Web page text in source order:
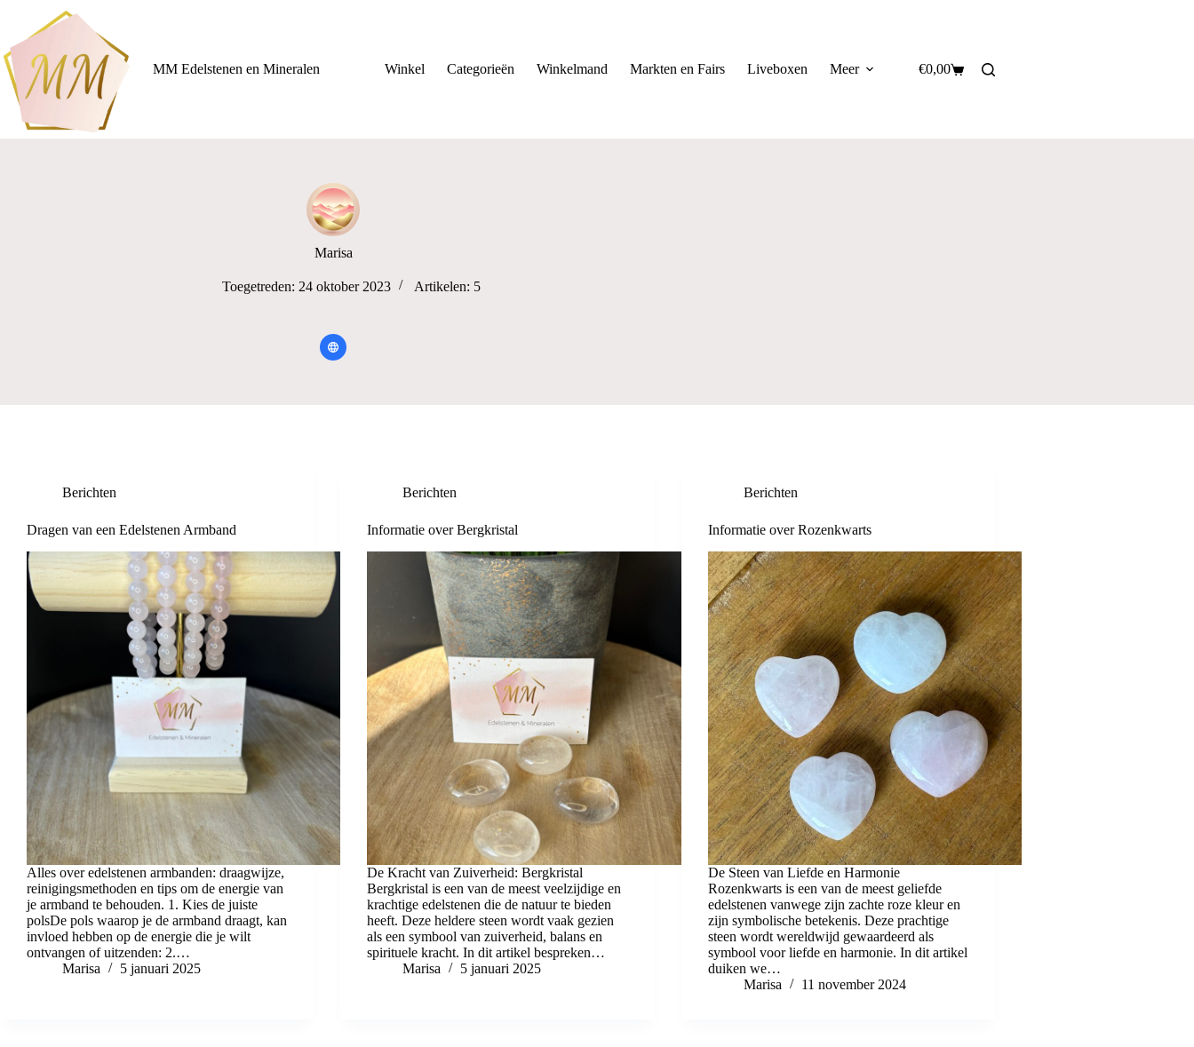
inhoud
MM Edelstenen en Mineralen
Winkel Categorieën Winkelmand Markten en Fairs Liveboxen Meer Winkelwagen
€0,00
Marisa
Toegetreden: 24 oktober 2023 Artikelen: 5
Berichten
Dragen van een Edelstenen Armband
Alles over edelstenen armbanden: draagwijze,
reinigingsmethoden en tips om de energie van
je armband te behouden. 1. Kies de juiste
polsDe pols waarop je de armband draagt, kan
invloed hebben op de energie die je wilt
ontvangen of uitzenden: 2.…
Marisa
5 januari 2025
Berichten
Informatie over Bergkristal
De Kracht van Zuiverheid: Bergkristal
Bergkristal is een van de meest veelzijdige en
krachtige edelstenen die de natuur te bieden
heeft. Deze heldere steen wordt vaak gezien
als een symbool van zuiverheid, balans en
spirituele kracht. In dit artikel bespreken…
Marisa
5 januari 2025
Berichten
Informatie over Rozenkwarts
De Steen van Liefde en Harmonie
Rozenkwarts is een van de meest geliefde
edelstenen vanwege zijn zachte roze kleur en
zijn symbolische betekenis. Deze prachtige
steen wordt wereldwijd gewaardeerd als
symbool voor liefde en harmonie. In dit artikel
duiken we…
Marisa
11 november 2024